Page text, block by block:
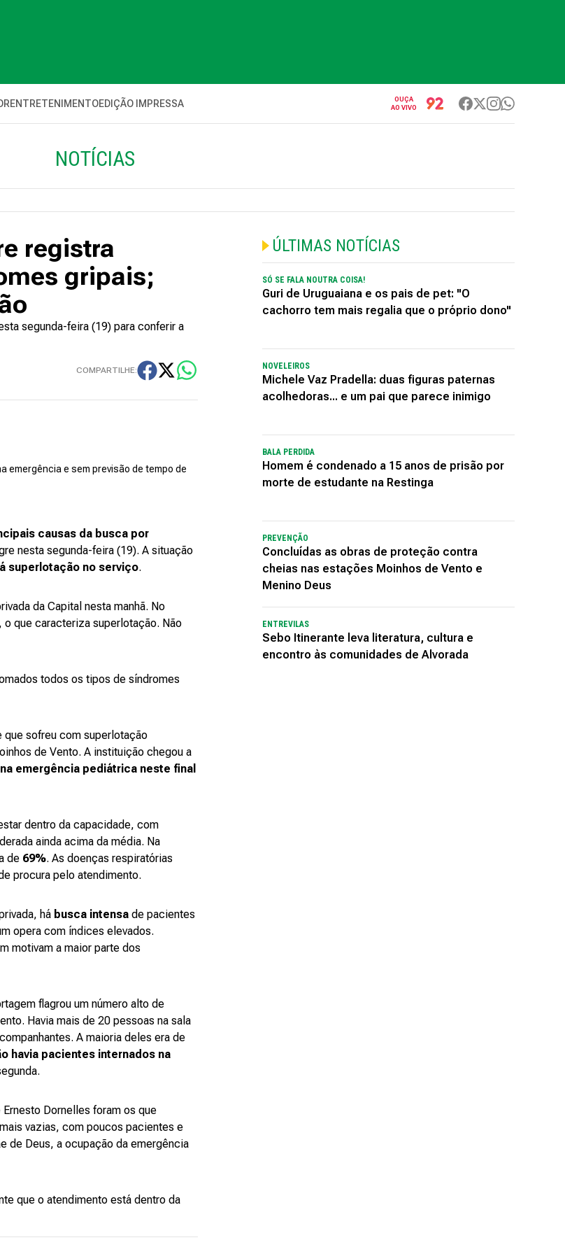
ENTRETENIMENTOEDIÇÃO IMPRESSA
OUÇA
AO VIVO
NOTÍCIAS
registra
gripais;
segunda-feira (19) para conferir a
COMPARTILHE:
emergência e sem previsão de tempo de
causas da busca por
nesta segunda-feira (19). A situação
superlotação no serviço.
da Capital nesta manhã. No
que caracteriza superlotação. Não
todos os tipos de síndromes
que sofreu com superlotação
de Vento. A instituição chegou a
emergência pediátrica neste final
dentro da capacidade, com
ainda acima da média. Na
de 69%. As doenças respiratórias
procura pelo atendimento.
há busca intensa de pacientes
opera com índices elevados.
motivam a maior parte dos
flagrou um número alto de
Havia mais de 20 pessoas na sala
A maioria deles era de
havia pacientes internados na
Dornelles foram os que
vazias, com poucos pacientes e
de Deus, a ocupação da emergência
que o atendimento está dentro da
ÚLTIMAS NOTÍCIAS
SÓ SE FALA NOUTRA COISA!
Guri de Uruguaiana e os pais de pet: "O
cachorro tem mais regalia que o próprio dono"
NOVELEIROS
Michele Vaz Pradella: duas figuras paternas
acolhedoras... e um pai que parece inimigo
BALA PERDIDA
Homem é condenado a 15 anos de prisão por
morte de estudante na Restinga
PREVENÇÃO
Concluídas as obras de proteção contra
cheias nas estações Moinhos de Vento e
Menino Deus
ENTREVILAS
Sebo Itinerante leva literatura, cultura e
encontro às comunidades de Alvorada